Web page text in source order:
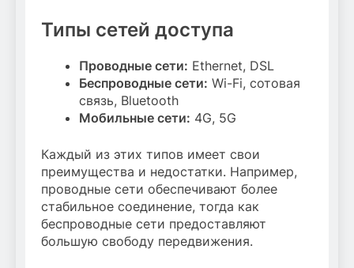
Типы сетей доступа
Проводные сети: Ethernet, DSL
Беспроводные сети: Wi-Fi, сотовая
связь, Bluetooth
Мобильные сети: 4G, 5G
Каждый из этих типов имеет свои
преимущества и недостатки. Например,
проводные сети обеспечивают более
стабильное соединение, тогда как
беспроводные сети предоставляют
большую свободу передвижения.